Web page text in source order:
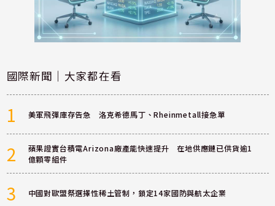
國際新聞｜大家都在看
1 美軍飛彈庫存告急 洛克希德馬丁、Rheinmetall接急單
2
蘋果證實台積電Arizona廠產能快速提升 在地供應鏈已供貨逾1
億顆零組件
3 中國對歐盟祭選擇性稀土管制，鎖定14家國防與航太企業